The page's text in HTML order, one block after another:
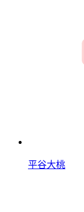
平谷大桃